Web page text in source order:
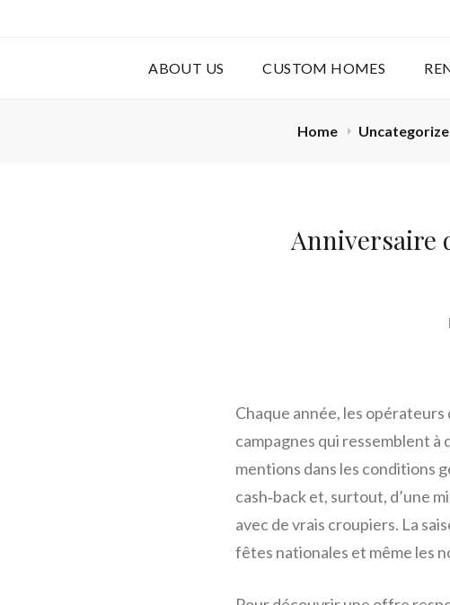
ABOUT US CUSTOM HOMES
Home
Anniversaire
Chaque année, les
campagnes qui ressemblent à
mentions dans les conditions
cash‑back et, surtout, d’une
avec de vrais croupiers. La
fêtes nationales et même les